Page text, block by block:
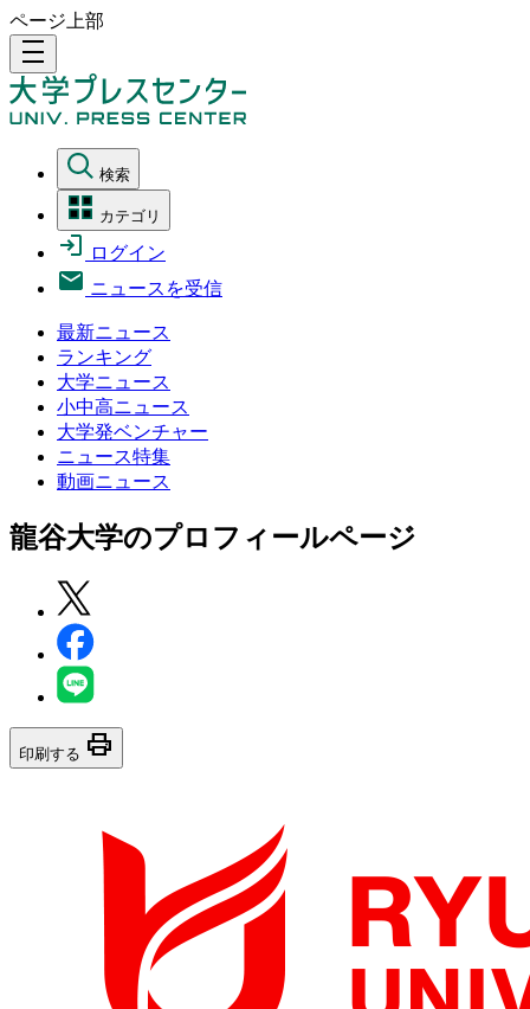
ページ上部
density_medium
検索
カテゴリ
ログイン
ニュースを受信
最新ニュース
ランキング
大学ニュース
小中高ニュース
大学発ベンチャー
ニュース特集
動画ニュース
龍谷大学のプロフィールページ
印刷する print